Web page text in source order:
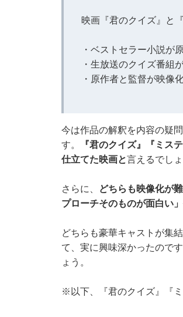
映画『君のクイズ』と
・ベストセラー小説が
・生放送のクイズ番組
・原作者と監督が映像
今は作品の解釈を内容の疑
す。
『君のクイズ』『ミス
仕立てた映画と言えるでしょ
さらに、
どちらも映像化が
プローチそのものが面白い
どちらも豪華キャストが集
て、実に興味深かったので
ょう。
※以下、『君のクイズ』『